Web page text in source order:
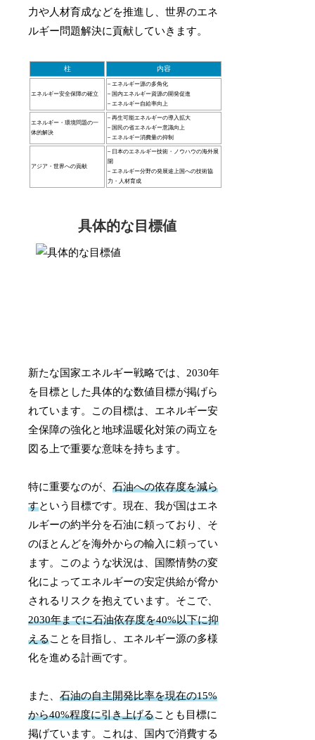
力や人材育成などを推進し、世界のエネ
ルギー問題解決に貢献していきます。
柱 内容
エネルギー安全保障の確立
– エネルギー源の多角化
– 国内エネルギー資源の開発促進
– エネルギー自給率向上
エネルギー・環境問題の一
体的解決
– 再生可能エネルギーの導入拡大
– 国民の省エネルギー意識向上
– エネルギー消費量の抑制
アジア・世界への貢献
– 日本のエネルギー技術・ノウハウの海外展
開
– エネルギー分野の発展途上国への技術協
力・人材育成
具体的な目標値
新たな国家エネルギー戦略では、2030年
を目標とした具体的な数値目標が掲げら
れています。この目標は、エネルギー安
全保障の強化と地球温暖化対策の両立を
図る上で重要な意味を持ちます。
特に重要なのが、石油への依存度を減ら
すという目標です。現在、我が国はエネ
ルギーの約半分を石油に頼っており、そ
のほとんどを海外からの輸入に頼ってい
ます。このような状況は、国際情勢の変
化によってエネルギーの安定供給が脅か
されるリスクを抱えています。そこで、
2030年までに石油依存度を40%以下に抑
えることを目指し、エネルギー源の多様
化を進める計画です。
また、石油の自主開発比率を現在の15%
から40%程度に引き上げることも目標に
掲げています。これは、国内で消費する